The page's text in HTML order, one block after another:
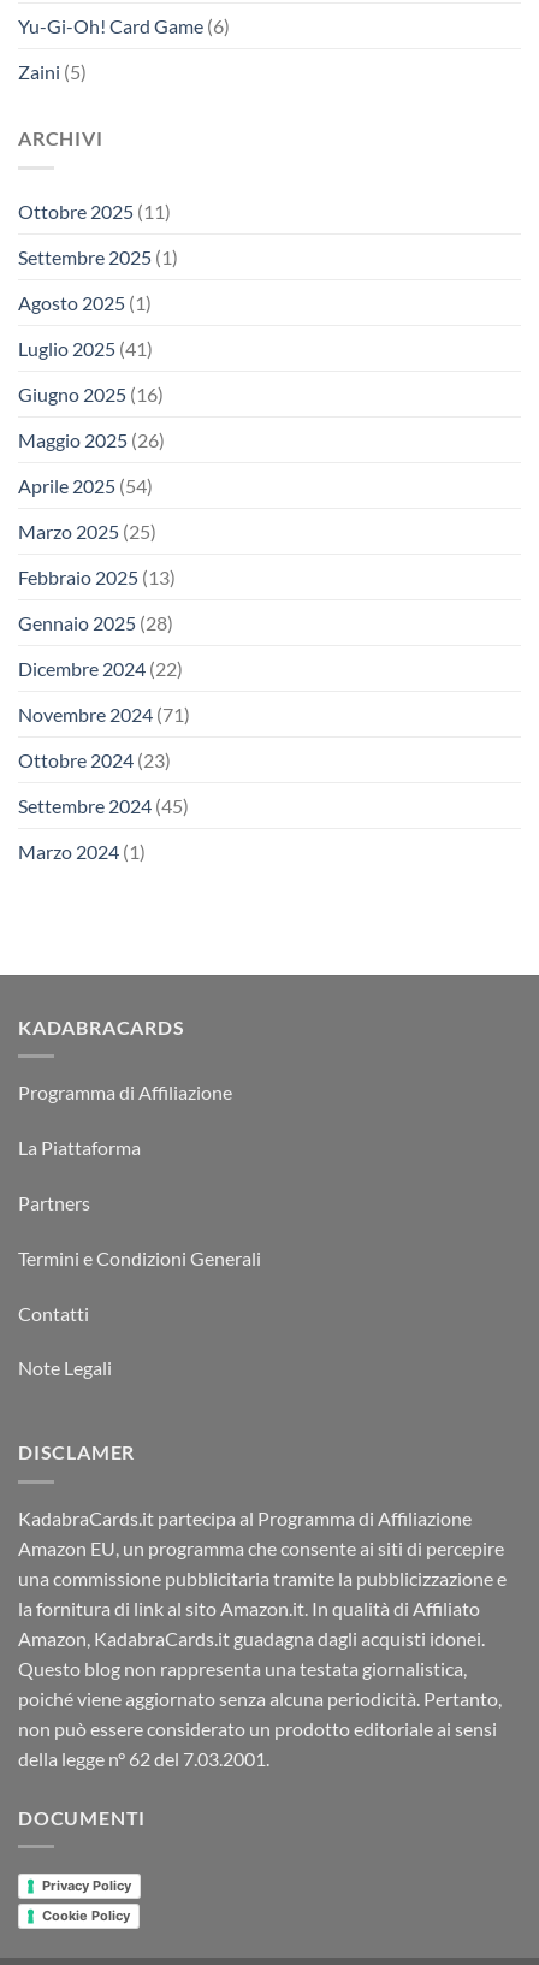
Yu-Gi-Oh! Card Game (6)
Zaini (5)
ARCHIVI
Ottobre 2025 (11)
Settembre 2025 (1)
Agosto 2025 (1)
Luglio 2025 (41)
Giugno 2025 (16)
Maggio 2025 (26)
Aprile 2025 (54)
Marzo 2025 (25)
Febbraio 2025 (13)
Gennaio 2025 (28)
Dicembre 2024 (22)
Novembre 2024 (71)
Ottobre 2024 (23)
Settembre 2024 (45)
Marzo 2024 (1)
KADABRACARDS
Programma di Affiliazione
La Piattaforma
Partners
Termini e Condizioni Generali
Contatti
Note Legali
DISCLAMER
KadabraCards.it partecipa al Programma di Affiliazione
Amazon EU, un programma che consente ai siti di percepire
una commissione pubblicitaria tramite la pubblicizzazione e
la fornitura di link al sito Amazon.it. In qualità di Affiliato
Amazon, KadabraCards.it guadagna dagli acquisti idonei.
Questo blog non rappresenta una testata giornalistica,
poiché viene aggiornato senza alcuna periodicità. Pertanto,
non può essere considerato un prodotto editoriale ai sensi
della legge n° 62 del 7.03.2001.
DOCUMENTI
Privacy Policy
Cookie Policy